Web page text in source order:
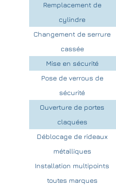
Remplacement de
cylindre
Changement de serrure
cassée
Mise en sécurité
Pose de verrous de
sécurité
Ouverture de portes
claquées
Déblocage de rideaux
métalliques
Installation multipoints
toutes marques